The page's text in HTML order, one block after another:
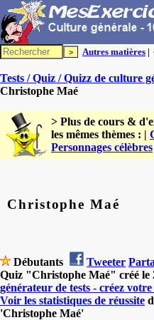
Autres matières |
Tests / Quiz / Quizz de culture
Christophe Maé
> Plus de cours &
les mêmes thèmes : |
Personnages célèbres
Christophe Maé
Débutants Tweeter
Quiz "Christophe Maé" créé le
générateur de tests - créez
Voir les statistiques de réussite
'Christophe Maé'